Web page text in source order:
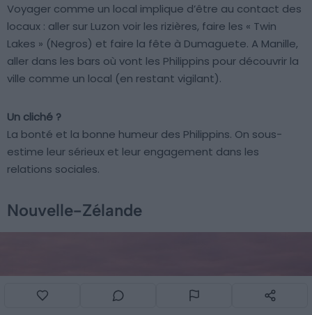
Voyager comme un local implique d’être au contact des
locaux : aller sur Luzon voir les rizières, faire les « Twin
Lakes » (Negros) et faire la fête à Dumaguete. A Manille,
aller dans les bars où vont les Philippins pour découvrir la
ville comme un local (en restant vigilant).
Un cliché ?
La bonté et la bonne humeur des Philippins. On sous-
estime leur sérieux et leur engagement dans les
relations sociales.
Nouvelle-Zélande